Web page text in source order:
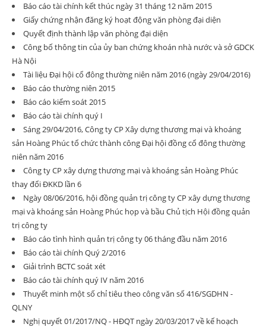
Báo cáo tài chính kết thúc ngày 31 tháng 12 năm 2015
Giấy chứng nhận đăng ký hoạt động văn phòng đại diện
Quyết định thành lập văn phòng đại diện
Công bố thông tin của ủy ban chứng khoán nhà nước và sở GDCK
Hà Nội
Tài liệu Đại hội cổ đông thường niên năm 2016 (ngày 29/04/2016)
Báo cáo thường niên 2015
Báo cáo kiểm soát 2015
Báo cáo tài chính quý I
Sáng 29/04/2016, Công ty CP Xây dựng thương mại và khoáng
sản Hoàng Phúc tổ chức thành công Đại hội đồng cổ đông thường
niên năm 2016
Công ty CP xây dựng thương mại và khoáng sản Hoàng Phúc
thay đổi ĐKKD lần 6
Ngày 08/06/2016, hội đồng quản trị công ty CP xây dựng thương
mại và khoáng sản Hoàng Phúc họp và bầu Chủ tịch Hội đồng quản
trị công ty
Báo cáo tình hình quản trị công ty 06 tháng đầu năm 2016
Báo cáo tài chính Quý 2/2016
Giải trình BCTC soát xét
Báo cáo tài chính quý IV năm 2016
Thuyết minh một số chỉ tiêu theo công văn số 416/SGDHN -
QLNY
Nghị quyết 01/2017/NQ - HĐQT ngày 20/03/2017 về kế hoạch